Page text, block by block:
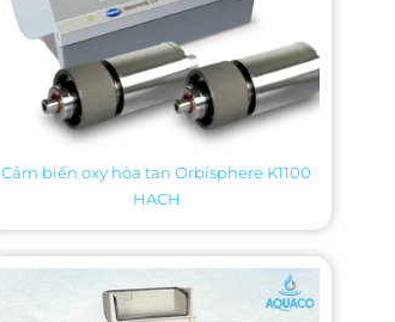
Cảm biến oxy hòa tan Orbisphere K1100
HACH